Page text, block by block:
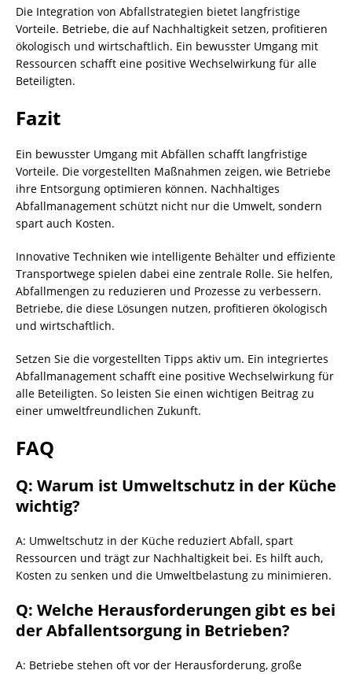
Die Integration von Abfallstrategien bietet langfristige
Vorteile. Betriebe, die auf Nachhaltigkeit setzen, profitieren
ökologisch und wirtschaftlich. Ein bewusster Umgang mit
Ressourcen schafft eine positive Wechselwirkung für alle
Beteiligten.
Fazit
Ein bewusster Umgang mit Abfällen schafft langfristige
Vorteile. Die vorgestellten Maßnahmen zeigen, wie Betriebe
ihre Entsorgung optimieren können. Nachhaltiges
Abfallmanagement schützt nicht nur die Umwelt, sondern
spart auch Kosten.
Innovative Techniken wie intelligente Behälter und effiziente
Transportwege spielen dabei eine zentrale Rolle. Sie helfen,
Abfallmengen zu reduzieren und Prozesse zu verbessern.
Betriebe, die diese Lösungen nutzen, profitieren ökologisch
und wirtschaftlich.
Setzen Sie die vorgestellten Tipps aktiv um. Ein integriertes
Abfallmanagement schafft eine positive Wechselwirkung für
alle Beteiligten. So leisten Sie einen wichtigen Beitrag zu
einer umweltfreundlichen Zukunft.
FAQ
Q: Warum ist Umweltschutz in der Küche
wichtig?
A: Umweltschutz in der Küche reduziert Abfall, spart
Ressourcen und trägt zur Nachhaltigkeit bei. Es hilft auch,
Kosten zu senken und die Umweltbelastung zu minimieren.
Q: Welche Herausforderungen gibt es bei
derAbfallentsorgung in Betrieben?
A: Betriebe stehen oft vor der Herausforderung, große